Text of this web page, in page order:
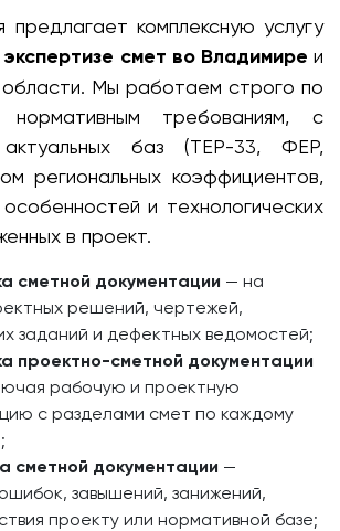
предлагает комплексную услугу
смет во Владимире и
Мы работаем строго по
нормативным требованиям, с
актуальных баз (ТЕР-33, ФЕР,
региональных коэффициентов,
особенностей и технологических
в проект.
сметной документации — на
решений, чертежей,
заданий и дефектных ведомостей;
проектно-сметной документации
рабочую и проектную
с разделами смет по каждому
сметной документации —
завышений, занижений,
проекту или нормативной базе;